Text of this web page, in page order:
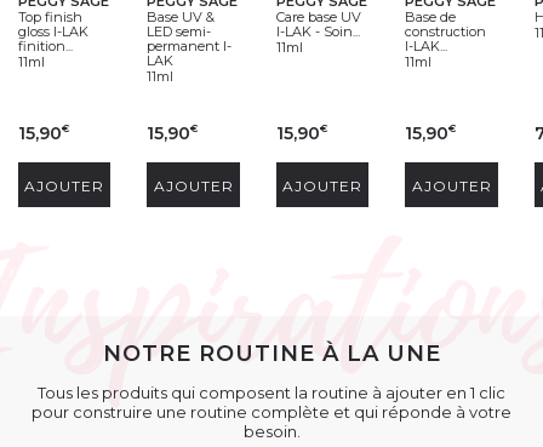
Top finish
gloss I-LAK
finition...
11ml
15,90€
AJOUTER
Base UV &
LED semi-
permanent I-
LAK
11ml
15,90€
AJOUTER
Care base UV
I-LAK - Soin...
11ml
15,90€
AJOUTER
Base de
construction
I-LAK...
11ml
15,90€
AJOUTER
NOTRE ROUTINE À LA UNE
Tous les produits qui composent la routine à ajouter en 1 clic
pour construire une routine complète et qui réponde à votre
besoin.